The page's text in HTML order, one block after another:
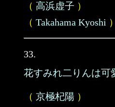
（ 高浜虚子 ）
（ Takahama Kyoshi ）
33.
花すみれ二りんは可
（ 京極杞陽 ）